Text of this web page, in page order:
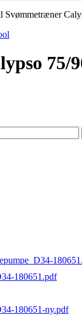
75/
180651.pdf
180651-ny.pdf